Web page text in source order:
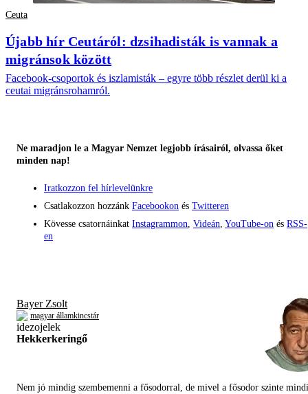
Ceuta
Újabb hír Ceutáról: dzsihadisták is vannak a
migránsok között
Facebook-csoportok és iszlamisták – egyre több részlet derül ki a
ceutai migránsrohamról.
Ne maradjon le a Magyar Nemzet legjobb írásairól, olvassa őket
minden nap!
Iratkozzon fel hírlevelünkre
Csatlakozzon hozzánk Facebookon és Twitteren
Kövesse csatornáinkat Instagrammon, Videán, YouTube-on és RSS-
en
Bayer Zsolt
magyar államkincstár
Hekkerkeringő
Nem jó mindig szembemenni a fősodorral, de mivel a fősodor szinte